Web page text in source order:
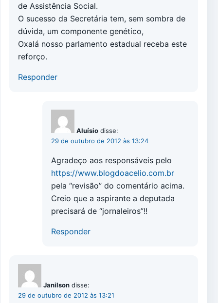
de Assistência Social.
O sucesso da Secretária tem, sem sombra de
dúvida, um componente genético,
Oxalá nosso parlamento estadual receba este
reforço.
Responder
Aluísio disse:
29 de outubro de 2012 às 13:24
Agradeço aos responsáveis pelo
https://www.blogdoacelio.com.br
pela “revisão” do comentário acima.
Creio que a aspirante a deputada
precisará de “jornaleiros”!!
Responder
Janilson disse:
29 de outubro de 2012 às 13:21